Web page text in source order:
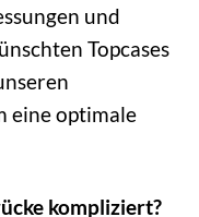
und
Topcases
eine optimale
kompliziert?